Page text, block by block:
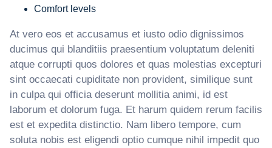
Comfort levels
At vero eos et accusamus et iusto odio dignissimos
ducimus qui blanditiis praesentium voluptatum deleniti
atque corrupti quos dolores et quas molestias excepturi
sint occaecati cupiditate non provident, similique sunt
in culpa qui officia deserunt mollitia animi, id est
laborum et dolorum fuga. Et harum quidem rerum facilis
est et expedita distinctio. Nam libero tempore, cum
soluta nobis est eligendi optio cumque nihil impedit quo